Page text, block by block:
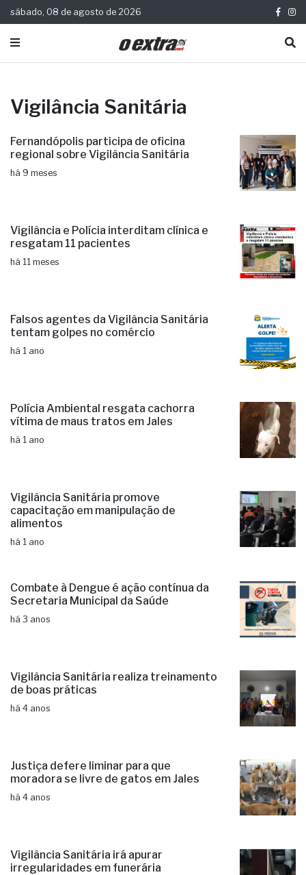
sábado, 08 de agosto de 2026
Vigilância Sanitária
Fernandópolis participa de oficina
regional sobre Vigilância Sanitária
há 9 meses
Vigilância e Polícia interditam clínica e
resgatam 11 pacientes
há 11 meses
Falsos agentes da Vigilância Sanitária
tentam golpes no comércio
há 1 ano
Polícia Ambiental resgata cachorra
vítima de maus tratos em Jales
há 1 ano
Vigilância Sanitária promove
capacitação em manipulação de
alimentos
há 1 ano
Combate à Dengue é ação contínua da
Secretaria Municipal da Saúde
há 3 anos
Vigilância Sanitária realiza treinamento
de boas práticas
há 4 anos
Justiça defere liminar para que
moradora se livre de gatos em Jales
há 4 anos
Vigilância Sanitária irá apurar
irregularidades em funerária